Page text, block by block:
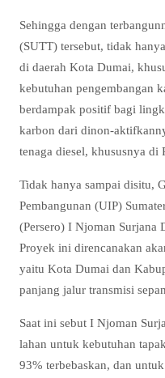
Sehingga dengan
(SUTT) tersebut, tidak
di daerah Kota Dumai,
kebutuhan pengembangan
berdampak positif bagi
karbon dari dinon-
tenaga diesel, khususnya di
Tidak hanya sampai disitu,
Pembangunan (UIP)
(Persero) I Njoman Surjana
Proyek ini direncanakan
yaitu Kota Dumai dan
panjang jalur transmisi
Saat ini sebut I Njoman
lahan untuk kebutuhan
93% terbebaskan, dan